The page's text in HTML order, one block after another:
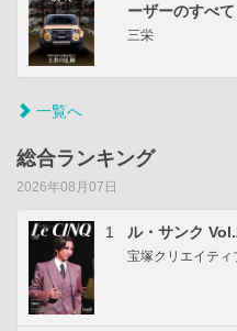
ーザーのすべて
三栄
一覧へ
総合ランキング
2026年08月07日
1 ル・サンク
宝塚クリエイティ